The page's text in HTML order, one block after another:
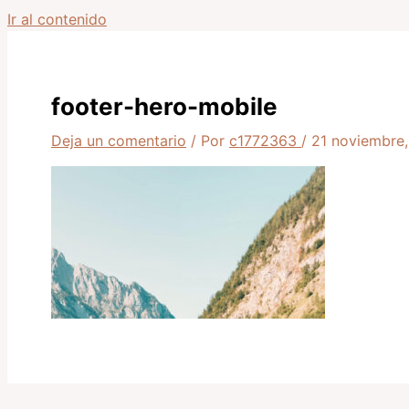
Ir al contenido
footer-hero-mobile
Deja un comentario / Por c1772363 / 21